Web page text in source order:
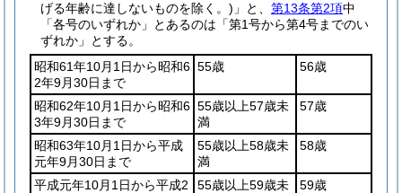
げる年齢に達しないものを除く。) 」と、 第13条第2項中
「各号のいずれか」とあるのは「第1号から第4号までのい
ずれか」とする。
昭和61年10月1日から昭和6
2年9月30日まで
55歳 56歳
昭和62年10月1日から昭和6
3年9月30日まで
55歳以上57歳未
満
57歳
昭和63年10月1日から平成
元年9月30日まで
55歳以上58歳未
満
58歳
平成元年10月1日から平成2
55歳以上59歳未
59歳